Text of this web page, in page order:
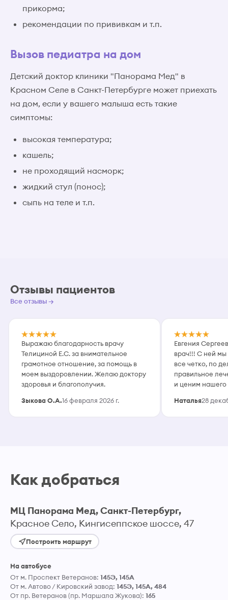
прикорма;
рекомендации по прививкам и т.п.
Вызов педиатра на дом
Детский доктор клиники "Панорама Мед" в
Красном Селе в Санкт-Петербурге может приехать
на дом, если у вашего малыша есть такие
симптомы:
высокая температура;
кашель;
не проходящий насморк;
жидкий стул (понос);
сыпь на теле и т.п.
Отзывы пациентов
Все отзывы →
Выражаю благодарность врачу
Телициной Е.С. за внимательное
грамотное отношение, за помощь в
моем выздоровлении. Желаю доктору
здоровья и благополучия.
Зыкова О.А.16 февраля 2026 г.
Евгения
врач!!! С ней мы
все четко, по
правильное
и ценим
Наталья28
Как добраться
МЦ Панорама Мед, Санкт-Петербург,
Красное Село, Кингисеппское шоссе, 47
Построить маршрут
На автобусе
От м. Проспект Ветеранов: 145Э, 145А
От м. Автово / Кировский завод: 145Э, 145А, 484
От пр. Ветеранов (пр. Маршала Жукова): 165